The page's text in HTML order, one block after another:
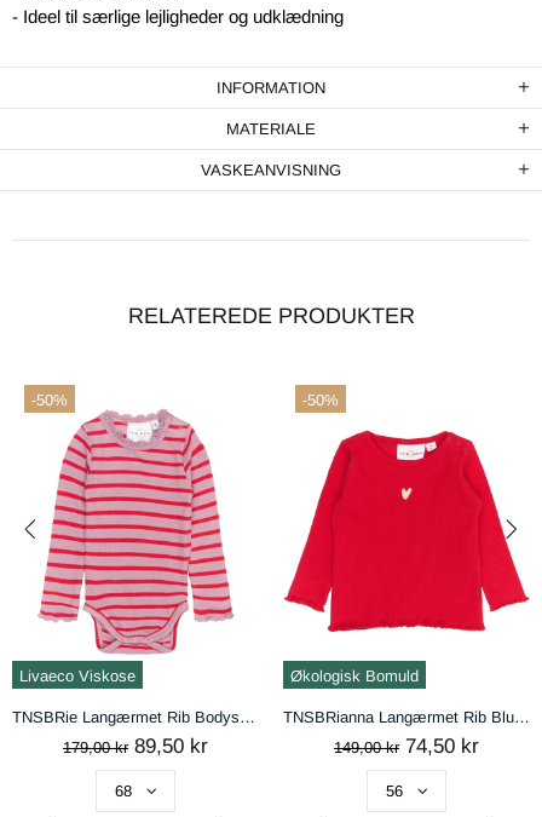
- Ideel til særlige lejligheder og udklædning
INFORMATION
MATERIALE
VASKEANVISNING
RELATEREDE PRODUKTER
-50%
Livaeco Viskose
TNSBRie Langærmet Rib Bodystocking - Mauve Shadows Striped
179,00 kr 89,50 kr
-50%
Økologisk Bomuld
TNSBRianna Langærmet Rib Bluse - Ski Patrol
149,00 kr 74,50 kr
handelsbetingelser
ACCEPTÉR